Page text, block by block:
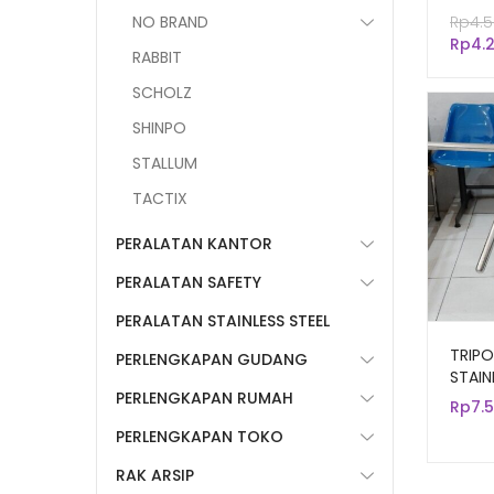
|
/
Rp
Rp
Rp
NO BRAND
RABBIT
SCHOLZ
SHINPO
STALLUM
TACTIX
PERALATAN KANTOR
PERALATAN SAFETY
PERALATAN STAINLESS STEEL
PERLENGKAPAN GUDANG
PERLENGKAPAN RUMAH
PERLENGKAPAN TOKO
RAK ARSIP